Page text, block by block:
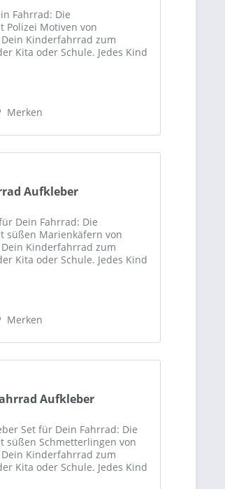
Fahrrad: Die
Polizei Motiven von
Kinderfahrrad zum
Kita oder Schule. Jedes Kind
Merken
Aufkleber
Dein Fahrrad: Die
süßen Marienkäfern von
Kinderfahrrad zum
Kita oder Schule. Jedes Kind
Merken
Aufkleber
Set für Dein Fahrrad: Die
süßen Schmetterlingen von
Kinderfahrrad zum
Kita oder Schule. Jedes Kind